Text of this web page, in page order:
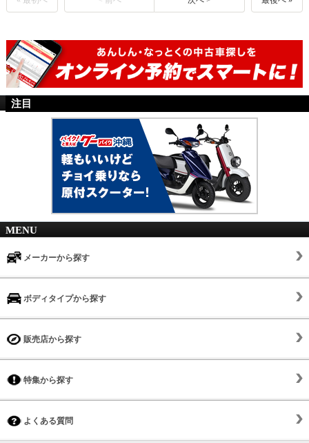
注目
MENU
メーカーから探す
ボディタイプから探す
販売店から探す
特集から探す
よくある質問